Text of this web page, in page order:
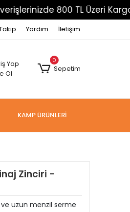
800 TL Üzeri Kargo
Yardım İletişim
Yap
Ol
0
Sepetim
KAMP ÜRÜNLERİ
Zinciri -
uzun menzil serme